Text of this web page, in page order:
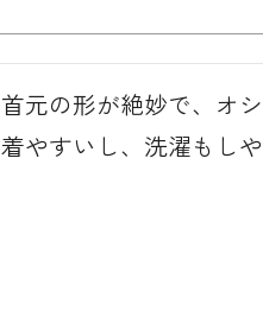
首元の形が絶妙で、オ
着やすいし、洗濯もしや